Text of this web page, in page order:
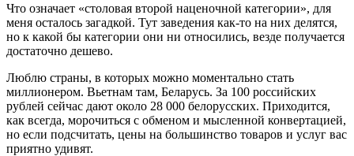
Что означает «столовая второй наценочной категории», для
меня осталось загадкой. Тут заведения как-то на них делятся,
но к какой бы категории они ни относились, везде получается
достаточно дешево.
Люблю страны, в которых можно моментально стать
миллионером. Вьетнам там, Беларусь. За 100 российских
рублей сейчас дают около 28 000 белорусских. Приходится,
как всегда, морочиться с обменом и мысленной конвертацией,
но если подсчитать, цены на большинство товаров и услуг вас
приятно удивят.